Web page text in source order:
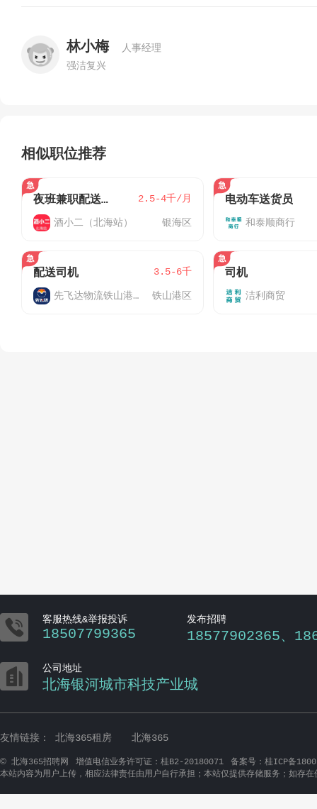
林小梅
人事经理
强洁复兴
相似职位推荐
夜班兼职配送员（电动车即可） 2.5-4千/月
酒小二（北海站） 银海区
电动车送货员
和泰顺商行
配送司机 3.5-6千
先飞达物流铁山港网点 铁山港区
司机
洁利商贸
 客服热线&举报投诉
18507799365
发布招聘
18577902365、
 公司地址
北海银河城市科技产业城
友情链接： 北海365租房 北海365
© 北海365招聘网 增值电信业务许可证：桂B2-20180071
备案号：桂ICP备
本站内容为用户上传，相应法律责任由用户自行承担；本站仅提供存储服务；如存